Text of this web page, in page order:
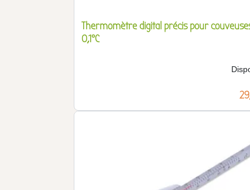
Thermomètre digital précis pour
0,1°C